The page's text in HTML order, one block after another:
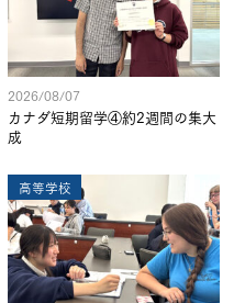
2026/08/07
カナダ短期留学④約2週間の集大
成
高等学校